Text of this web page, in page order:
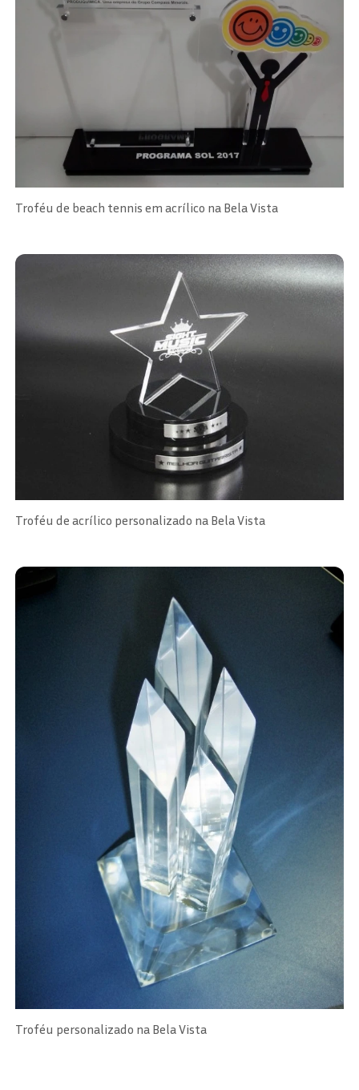
Troféu de beach tennis em acrílico na Bela Vista
Troféu de acrílico personalizado na Bela Vista
Troféu personalizado na Bela Vista